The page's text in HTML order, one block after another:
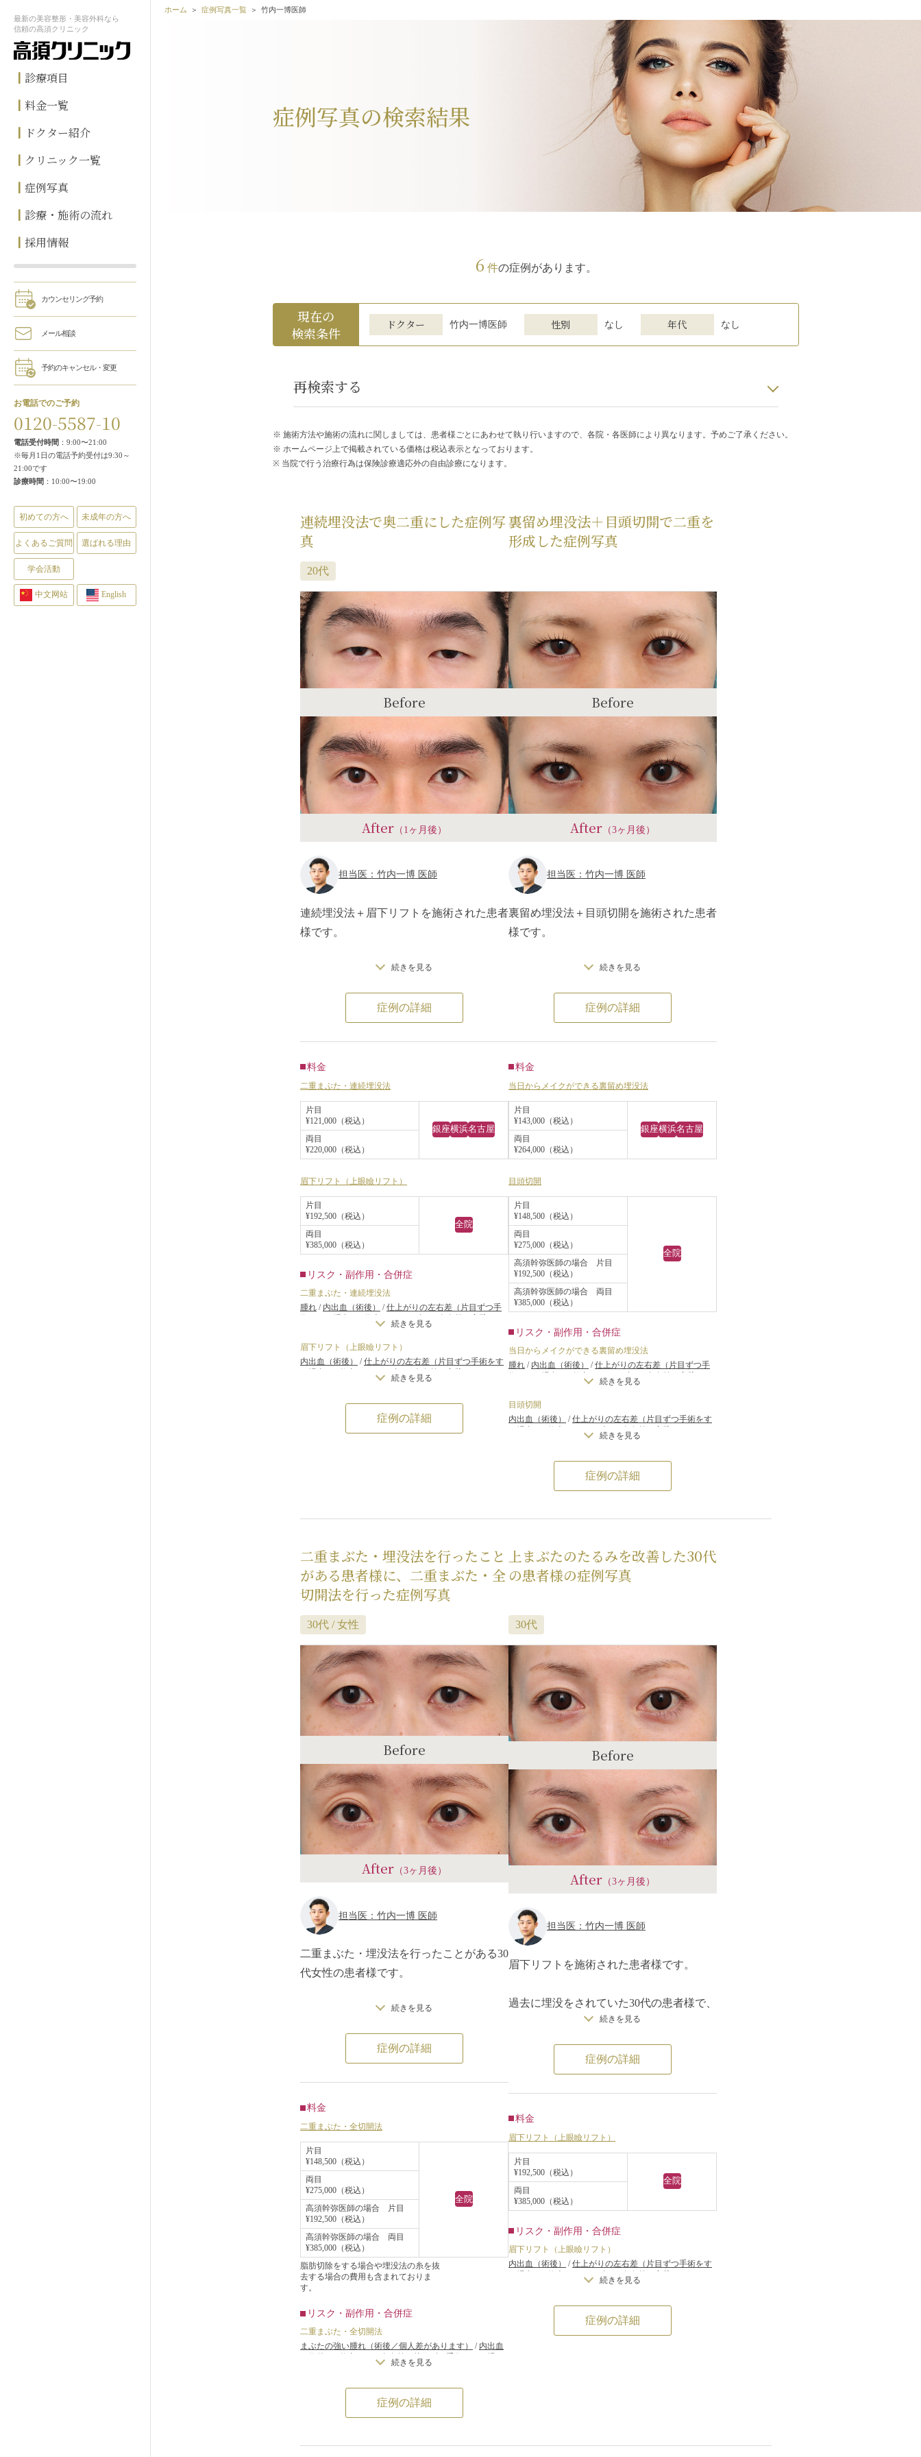
最新の美容整形・美容外科なら
信頼の高須クリニック
診療項目
料金一覧
ドクター紹介
クリニック一覧
症例写真
診療・施術の流れ
採用情報
カウンセリング予約
メール相談
予約のキャンセル・変更
お電話でのご予約
0120-5587-10
電話受付時間 ：9:00〜21:00
※毎月1日の電話予約受付は9:30～
21:00です
診療時間 ：10:00〜19:00
初めての方へ 未成年の方へ
よくあるご質問 選ばれる理由
学会活動
中文网站 English
ホーム 症例写真一覧 竹内一博医師
症例写真の検索結果
6 件の症例があります。
現在の
検索条件
ドクター 竹内一博医師 性別 なし 年代 なし
再検索する
※ 施術方法や施術の流れに関しましては、患者様ごとにあわせて執り行いますので、各院・各医師により異なります。予めご了承ください。
※ ホームページ上で掲載されている価格は税込表示となっております。
※ 当院で行う治療行為は保険診療適応外の自由診療になります。
連続埋没法で奥二重にした症例写
真
20代
Before
After （1ヶ月後）
担当医：竹内一博 医師
連続埋没法＋眉下リフトを施術された患者
様です。
重い一重まぶたの改善が希望だった、20代
眉下切開で分厚い皮膚を除去し、連続埋没
続きを見る
症例の詳細
料金
二重まぶた・連続埋没法
片目
¥121,000（税込）
銀座横浜名古屋
両目
¥220,000（税込）
眉下リフト（上眼瞼リフト）
片目
¥192,500（税込）
全院
両目
¥385,000（税込）
リスク・副作用・合併症
二重まぶた・連続埋没法
腫れ / 内出血（術後） /仕上がりの左右差（片目ずつ手
術をする場合）
仕上がりのわずかな左右差（完璧なシ
/仕上がりが完璧に自分の理想の形
なったり、幅が狭くなったり、二重のラインがなくなる
可能性
続きを見る
眉下リフト（上眼瞼リフト）
内出血（術後）
/仕上がりの左右差（片目ずつ手術をす
仕上がりのわずかな左右差（完璧なシンメト
仕上がりが完璧に自分の理想の形になら
続きを見る
症例の詳細
裏留め埋没法＋目頭切開で二重を
形成した症例写真
Before
After （3ヶ月後）
担当医：竹内一博 医師
裏留め埋没法＋目頭切開を施術された患者
様です。
裏留め埋没法で自然な二重ラインを形成
きを改善しました。
りを目指しています。
術後は、やわらかく優しい印象の目元とな
り、自然な変化を実感していただける症例
です。
続きを見る
症例の詳細
料金
当日からメイクができる裏留め埋没法
片目
¥143,000（税込）
銀座横浜名古屋
両目
¥264,000（税込）
目頭切開
片目
¥148,500（税込）
全院
両目
¥275,000（税込）
高須幹弥医師の場合 片目
¥192,500（税込）
高須幹弥医師の場合 両目
¥385,000（税込）
リスク・副作用・合併症
当日からメイクができる裏留め埋没法
腫れ / 内出血（術後） /仕上がりの左右差（片目ずつ手
術をする場合）
仕上がりのわずかな左右差（完璧なシ
/仕上がりが完璧に自分の理想の形
なったり、幅が狭くなったり、二重のラインがなくなる
可能性
続きを見る
目頭切開
内出血（術後）
/仕上がりの左右差（片目ずつ手術をす
仕上がりのわずかな左右差（完璧なシンメト
仕上がりが完璧に自分の理想の形になら
続きを見る
症例の詳細
二重まぶた・埋没法を行ったこと
がある患者様に、二重まぶた・全
切開法を行った症例写真
30代 / 女性
Before
After （3ヶ月後）
担当医：竹内一博 医師
二重まぶた・埋没法を行ったことがある30
代女性の患者様です。
こちらの患者様に対して、二重まぶた・全
二重の左右差が改善され、経過も良好で
二重など目元についてお悩みの方は、ぜひ
一度ご相談ください。
続きを見る
症例の詳細
料金
二重まぶた・全切開法
片目
¥148,500（税込）
全院
両目
¥275,000（税込）
高須幹弥医師の場合 片目
¥192,500（税込）
高須幹弥医師の場合 両目
¥385,000（税込）
脂肪切除をする場合や埋没法の糸を抜
去する場合の費用も含まれておりま
す。
リスク・副作用・合併症
二重まぶた・全切開法
まぶたの強い腫れ（術後／個人差があります）
/ 内出血
仕上がりの左右差（片目ずつ手術をする場
不自然な二重（無理に二重の幅を広げた場合）
仕上がりが完璧に自分の理想の形にならないこと
二重のラインの癒着がとれる可能性
続きを見る
症例の詳細
上まぶたのたるみを改善した30代
の患者様の症例写真
30代
Before
After （3ヶ月後）
担当医：竹内一博 医師
眉下リフトを施術された患者様です。
過去に埋没をされていた30代の患者様で、
徐々に二重幅がせまくなっているというお
上まぶたの皮膚のたるみが原因だったた
傷口は術後1ヶ月だと多少の赤みがありま
すが、3ヶ月でほとんど目立たなくなって
いきます。
続きを見る
症例の詳細
料金
眉下リフト（上眼瞼リフト）
片目
¥192,500（税込）
全院
両目
¥385,000（税込）
リスク・副作用・合併症
眉下リフト（上眼瞼リフト）
内出血（術後）
/仕上がりの左右差（片目ずつ手術をす
仕上がりのわずかな左右差（完璧なシンメト
仕上がりが完璧に自分の理想の形になら
続きを見る
症例の詳細